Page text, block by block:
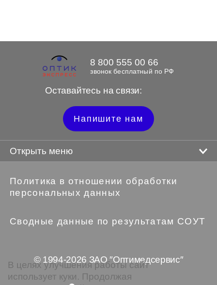
Оставайтесь на связи:
8 800 555 00 66
звонок бесплатный по РФ
Напишите нам
Открыть меню
Политика в отношении обработки
персональных данных
Сводные данные по результатам СОУТ
© 1994-2026 ЗАО ″Оптимедсервис″
В целях улучшения работы сайт
использует куки. Продолжая